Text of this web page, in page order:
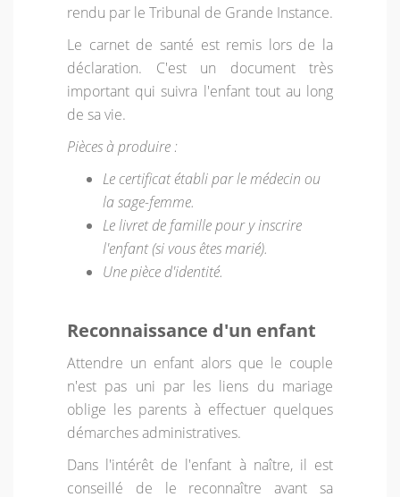
rendu par le Tribunal de Grande Instance.
Le carnet de santé est remis lors de la
déclaration. C'est un document très
important qui suivra l'enfant tout au long
de sa vie.
Pièces à produire :
Le certificat établi par le médecin ou
la sage-femme.
Le livret de famille pour y inscrire
l'enfant (si vous êtes marié).
Une pièce d'identité.
Reconnaissance d'un enfant
Attendre un enfant alors que le couple
n'est pas uni par les liens du mariage
oblige les parents à effectuer quelques
démarches administratives.
Dans l'intérêt de l'enfant à naître, il est
conseillé de le reconnaître avant sa